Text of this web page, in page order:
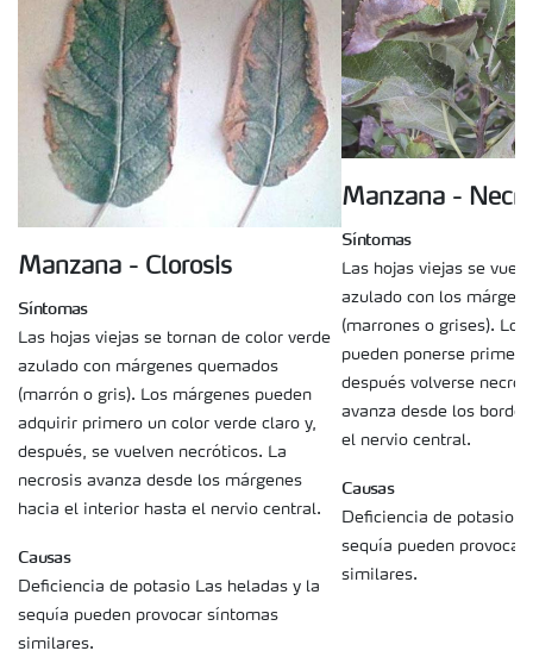
Manzana - Clorosis
Síntomas
Las hojas viejas se tornan de color verde
azulado con márgenes quemados
(marrón o gris). Los márgenes pueden
adquirir primero un color verde claro y,
después, se vuelven necróticos. La
necrosis avanza desde los márgenes
hacia el interior hasta el nervio central.
Causas
Deficiencia de potasio Las heladas y la
sequía pueden provocar síntomas
similares.
Manzana -
Síntomas
Las hojas viejas se
azulado con los
(marrones o grises). Los
pueden ponerse
después volverse
avanza desde los
el nervio central.
Causas
Deficiencia de potasio
sequía pueden provocar
similares.